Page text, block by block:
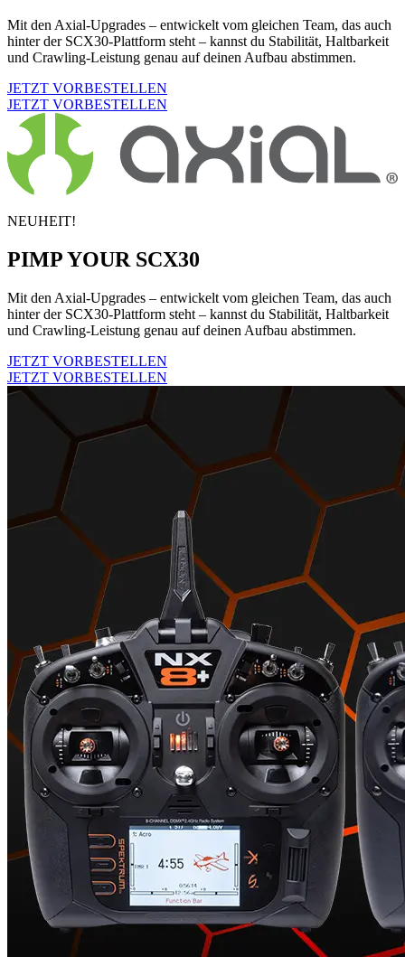
Mit den Axial-Upgrades – entwickelt vom gleichen Team, das auch
hinter der SCX30-Plattform steht – kannst du Stabilität, Haltbarkeit
und Crawling-Leistung genau auf deinen Aufbau abstimmen.
JETZT VORBESTELLEN
JETZT VORBESTELLEN
NEUHEIT!
PIMP YOUR SCX30
Mit den Axial-Upgrades – entwickelt vom gleichen Team, das auch
hinter der SCX30-Plattform steht – kannst du Stabilität, Haltbarkeit
und Crawling-Leistung genau auf deinen Aufbau abstimmen.
JETZT VORBESTELLEN
JETZT VORBESTELLEN